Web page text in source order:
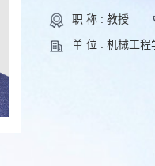
职 称 : 教授
单 位 : 机械工程